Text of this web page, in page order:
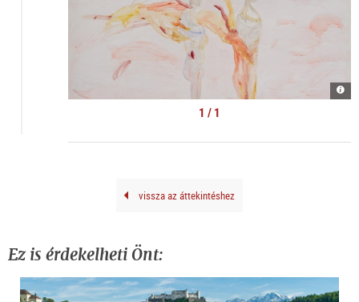
1 / 1
vissza az áttekintéshez
Ez is érdekelheti Önt: